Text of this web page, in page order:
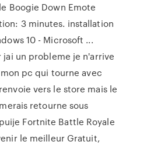
Boogie Down Emote
3 minutes. installation
10 - Microsoft ...
jai un probleme je n'arrive
pc qui tourne avec
vers le store mais le
retourne sous
Fortnite Battle Royale
le meilleur Gratuit,